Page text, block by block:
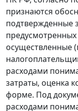
признаются
подтвержденные
предусмотренных
осуществленные
расходами
затраты, оценка
форме. Под
расходами